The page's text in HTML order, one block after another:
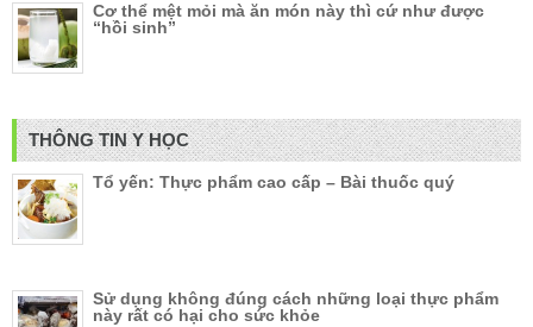
Cơ thể mệt mỏi mà ăn món này thì cứ như được
“hồi sinh”
THÔNG TIN Y HỌC
Tổ yến: Thực phẩm cao cấp – Bài thuốc quý
Sử dụng không đúng cách những loại thực phẩm
này rất có hại cho sức khỏe